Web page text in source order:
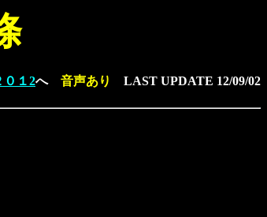
０１2へ 音声あり LAST UPDATE 12/09/02